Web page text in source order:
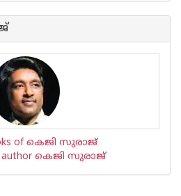
of കെജി സുരാജ്
author കെജി സുരാജ്